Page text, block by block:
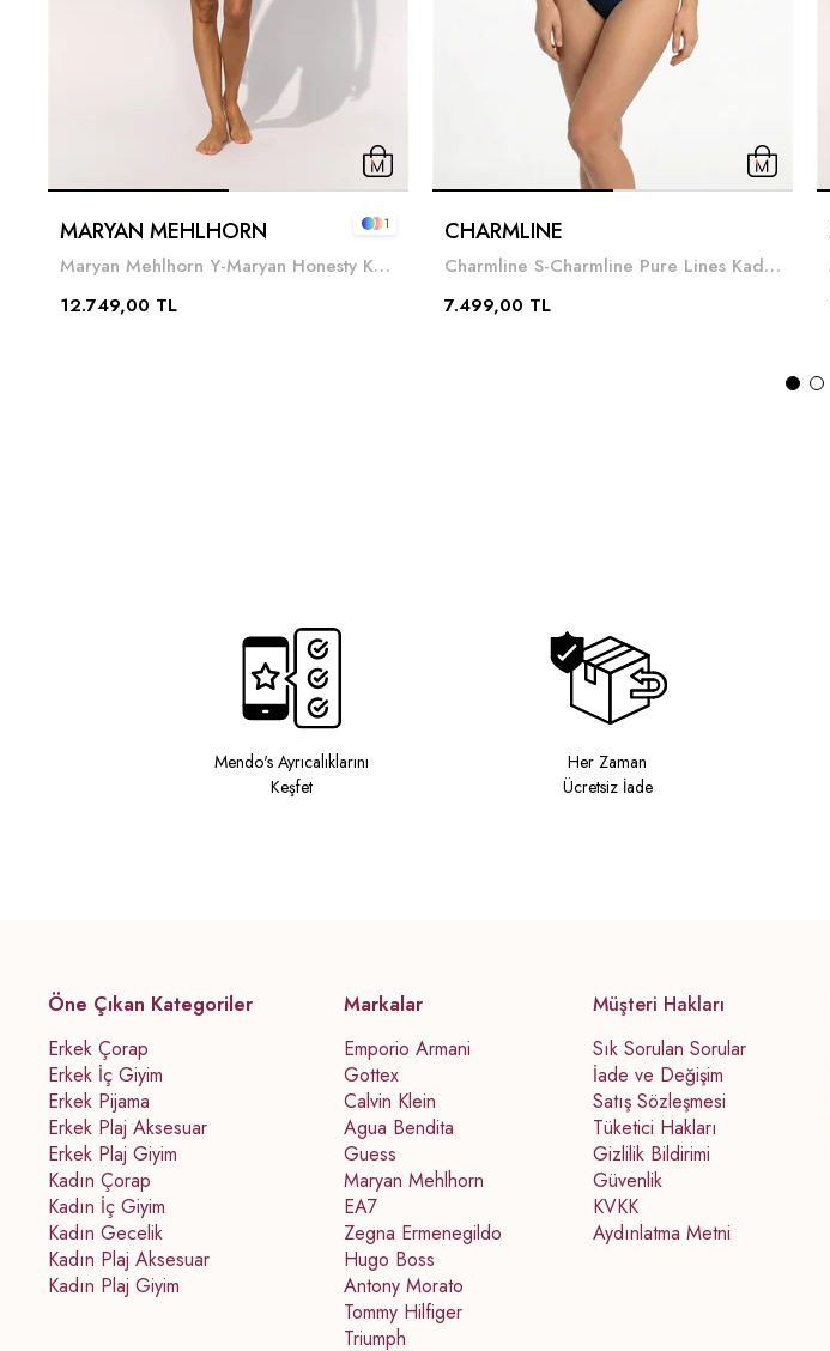
MARYAN MEHLHORN
Maryan Mehlhorn Y-Maryan Honesty Kadın Mayo Siyah
12.749,00 TL
1 CHARMLINE
Charmline S-Charmline Pure Lines Kadın Mayo Lacivert
7.499,00 TL
Mendo's Ayrıcalıklarını
Keşfet
Her Zaman
Ücretsiz İade
Öne Çıkan Kategoriler
Erkek Çorap
Erkek İç Giyim
Erkek Pijama
Erkek Plaj Aksesuar
Erkek Plaj Giyim
Kadın Çorap
Kadın İç Giyim
Kadın Gecelik
Kadın Plaj Aksesuar
Kadın Plaj Giyim
Markalar
Emporio Armani
Gottex
Calvin Klein
Agua Bendita
Guess
Maryan Mehlhorn
EA7
Zegna Ermenegildo
Hugo Boss
Antony Morato
Tommy Hilfiger
Triumph
Müşteri Hakları
Sık Sorulan Sorular
İade ve Değişim
Satış Sözleşmesi
Tüketici Hakları
Gizlilik Bildirimi
Güvenlik
KVKK
Aydınlatma Metni